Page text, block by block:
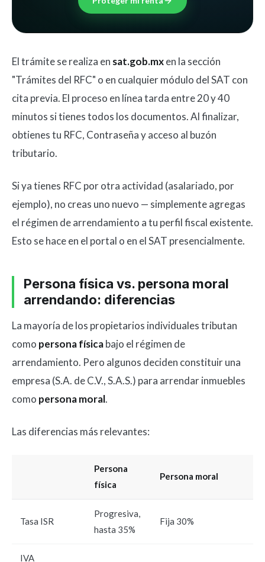
El trámite se realiza en sat.gob.mxen la sección
"Trámites del RFC" o en cualquier módulo del SAT con
cita previa. El proceso en línea tarda entre 20 y 40
minutos si tienes todos los documentos. Al finalizar,
obtienes tu RFC, Contraseña y acceso al buzón
tributario.
Si ya tienes RFC por otra actividad (asalariado, por
ejemplo), no creas uno nuevo — simplemente agregas
el régimen de arrendamiento a tu perfil fiscal existente.
Esto se hace en el portal o en el SAT presencialmente.
Persona física vs. persona moral
arrendando: diferencias
La mayoría de los propietarios individuales tributan
como persona físicabajo el régimen de
arrendamiento. Pero algunos deciden constituir una
empresa (S.A. de C.V., S.A.S.) para arrendar inmuebles
como persona moral.
Las diferencias más relevantes:
Persona
física
Persona moral
Tasa ISR
Progresiva,
hasta 35%
Fija 30%
IVA